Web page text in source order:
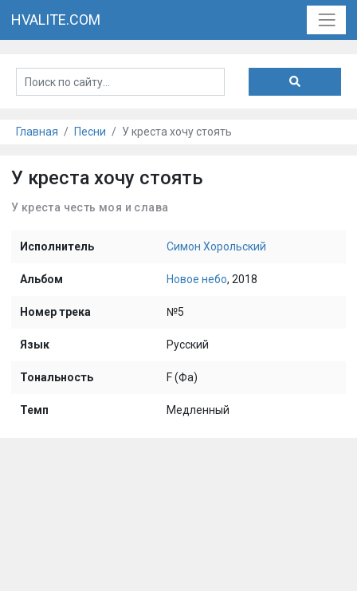
HVALITE.COM
Главная Песни У креста хочу стоять
У креста хочу стоять
У креста честь моя и слава
Исполнитель Симон Хорольский
Альбом Новое небо, 2018
Номер трека №5
Язык Русский
Тональность F (Фа)
Темп Медленный